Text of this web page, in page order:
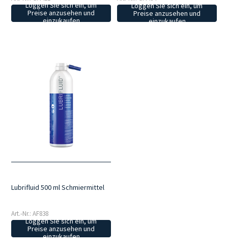
Loggen Sie sich ein, um
Preise anzusehen und
einzukaufen
Loggen Sie sich ein, um
Preise anzusehen und
einzukaufen
Lubrifluid 500 ml Schmiermittel
Art.-Nr.: AF838
Loggen Sie sich ein, um
Preise anzusehen und
einzukaufen